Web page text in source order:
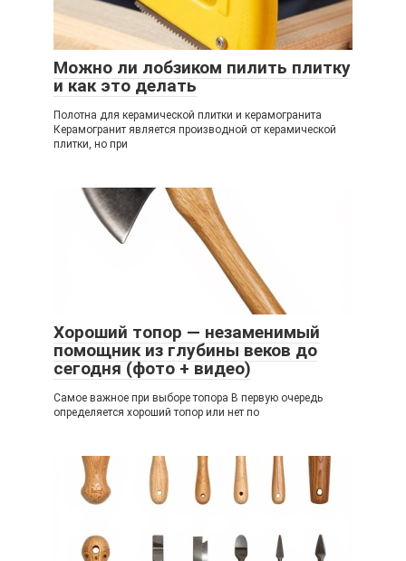
Можно ли лобзиком пилить плитку
и как это делать
Полотна для керамической плитки и керамогранита
Керамогранит является производной от керамической
плитки, но при
Хороший топор — незаменимый
помощник из глубины веков до
сегодня (фото + видео)
Самое важное при выборе топора В первую очередь
определяется хороший топор или нет по